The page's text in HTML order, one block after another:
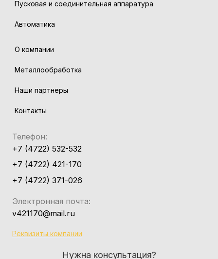
Пусковая и соединительная аппаратура
Автоматика
О компании
Металлообработка
Наши партнеры
Контакты
Телефон:
+7 (4722) 532-532
+7 (4722) 421-170
+7 (4722) 371-026
Электронная почта:
v421170@mail.ru
Реквизиты компании
Нужна консультация?